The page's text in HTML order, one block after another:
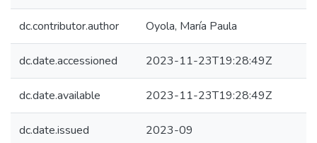
dc.contributor.author Oyola, María Paula
dc.date.accessioned 2023-11-23T19:28:49Z
dc.date.available 2023-11-23T19:28:49Z
dc.date.issued 2023-09